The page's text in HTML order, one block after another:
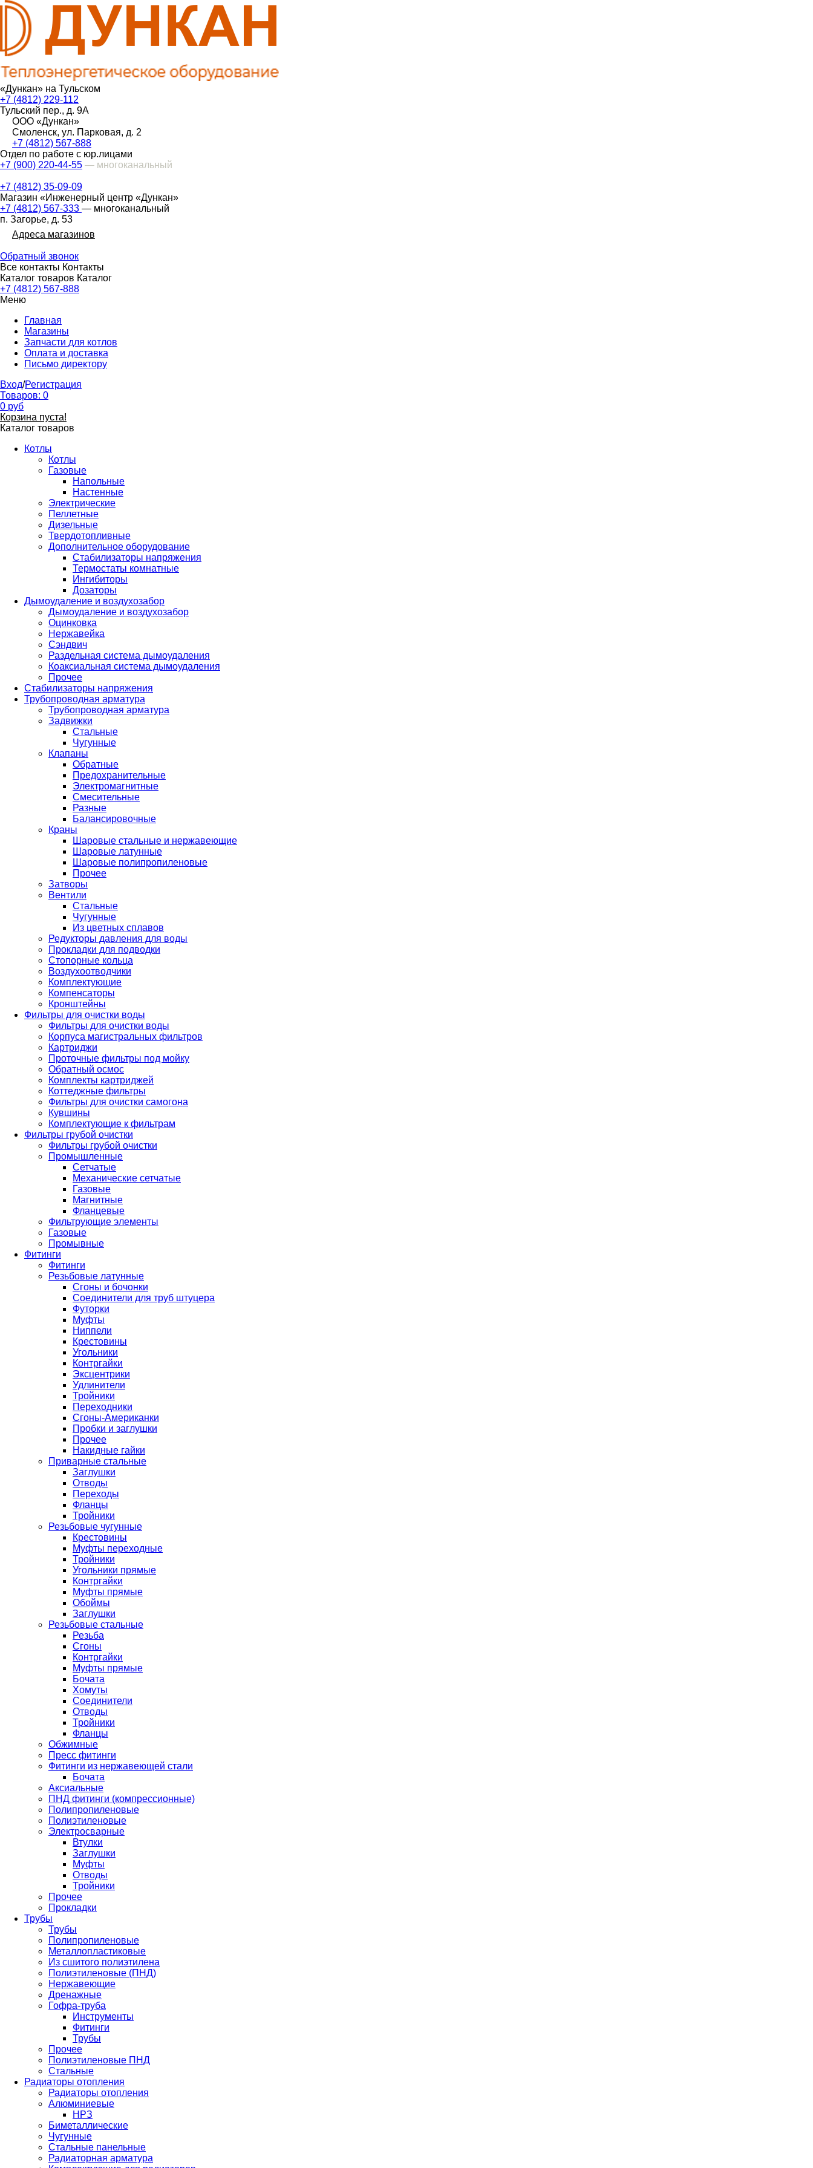
«Дункан» на Тульском
+7 (4812) 229-112
Тульский пер., д. 9А
ООО «Дункан»
Смоленск, ул. Парковая, д. 2
+7 (4812) 567-888
Отдел по работе с юр.лицами
+7 (900) 220-44-55 — многоканальный
+7 (4812) 35-09-09
Магазин «Инженерный центр «Дункан»
+7 (4812) 567-333 — многоканальный
п. Загорье, д. 53
Адреса магазинов
Обратный звонок
Все контакты Контакты
Каталог товаров Каталог
+7 (4812) 567-888
Меню
Главная
Магазины
Запчасти для котлов
Оплата и доставка
Письмо директору
Вход/Регистрация
Товаров: 0
0 руб
Корзина пуста!
Каталог товаров
Котлы
Котлы
Газовые
Напольные
Настенные
Электрические
Пеллетные
Дизельные
Твердотопливные
Дополнительное оборудование
Стабилизаторы напряжения
Термостаты комнатные
Ингибиторы
Дозаторы
Дымоудаление и воздухозабор
Дымоудаление и воздухозабор
Оцинковка
Нержавейка
Сэндвич
Раздельная система дымоудаления
Коаксиальная система дымоудаления
Прочее
Стабилизаторы напряжения
Трубопроводная арматура
Трубопроводная арматура
Задвижки
Стальные
Чугунные
Клапаны
Обратные
Предохранительные
Электромагнитные
Смесительные
Разные
Балансировочные
Краны
Шаровые стальные и нержавеющие
Шаровые латунные
Шаровые полипропиленовые
Прочее
Затворы
Вентили
Стальные
Чугунные
Из цветных сплавов
Редукторы давления для воды
Прокладки для подводки
Стопорные кольца
Воздухоотводчики
Комплектующие
Компенсаторы
Кронштейны
Фильтры для очистки воды
Фильтры для очистки воды
Корпуса магистральных фильтров
Картриджи
Проточные фильтры под мойку
Обратный осмос
Комплекты картриджей
Коттеджные фильтры
Фильтры для очистки самогона
Кувшины
Комплектующие к фильтрам
Фильтры грубой очистки
Фильтры грубой очистки
Промышленные
Сетчатые
Механические сетчатые
Газовые
Магнитные
Фланцевые
Фильтрующие элементы
Газовые
Промывные
Фитинги
Фитинги
Резьбовые латунные
Сгоны и бочонки
Соединители для труб штуцера
Футорки
Муфты
Ниппели
Крестовины
Угольники
Контргайки
Эксцентрики
Удлинители
Тройники
Переходники
Сгоны-Американки
Пробки и заглушки
Прочее
Накидные гайки
Приварные стальные
Заглушки
Отводы
Переходы
Фланцы
Тройники
Резьбовые чугунные
Крестовины
Муфты переходные
Тройники
Угольники прямые
Контргайки
Муфты прямые
Обоймы
Заглушки
Резьбовые стальные
Резьба
Сгоны
Контргайки
Муфты прямые
Бочата
Хомуты
Соединители
Отводы
Тройники
Фланцы
Обжимные
Пресс фитинги
Фитинги из нержавеющей стали
Бочата
Аксиальные
ПНД фитинги (компрессионные)
Полипропиленовые
Полиэтиленовые
Электросварные
Втулки
Заглушки
Муфты
Отводы
Тройники
Прочее
Прокладки
Трубы
Трубы
Полипропиленовые
Металлопластиковые
Из сшитого полиэтилена
Полиэтиленовые (ПНД)
Нержавеющие
Дренажные
Гофра-труба
Инструменты
Фитинги
Трубы
Прочее
Полиэтиленовые ПНД
Стальные
Радиаторы отопления
Радиаторы отопления
Алюминиевые
НРЗ
Биметаллические
Чугунные
Стальные панельные
Радиаторная арматура